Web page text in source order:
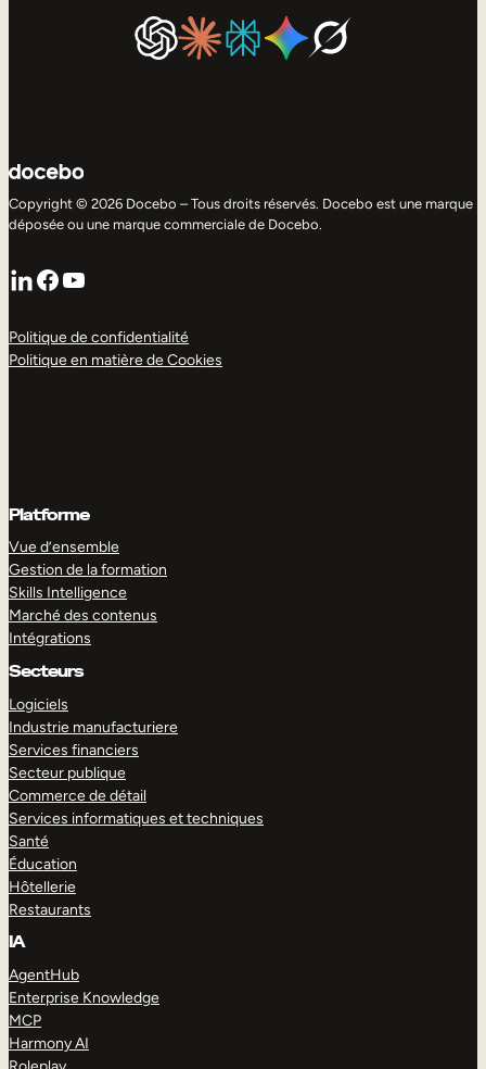
Copyright © 2026 Docebo – Tous droits réservés. Docebo est une marque
déposée ou une marque commerciale de Docebo.
LinkedIn
Facebook
YouTube
Politique de confidentialité
Politique en matière de Cookies
Platforme
Vue d’ensemble
Gestion de la formation
Skills Intelligence
Marché des contenus
Intégrations
Secteurs
Logiciels
Industrie manufacturiere
Services financiers
Secteur publique
Commerce de détail
Services informatiques et techniques
Santé
Éducation
Hôtellerie
Restaurants
IA
AgentHub
Enterprise Knowledge
MCP
Harmony AI